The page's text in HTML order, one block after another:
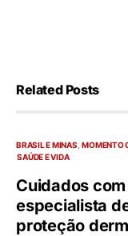
Related Posts
BRASIL E MINAS MOMENTO
SAÚDE E VIDA
Cuidados
especialista
proteção